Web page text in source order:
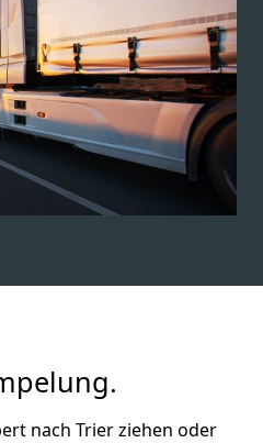
nach Trier ziehen oder